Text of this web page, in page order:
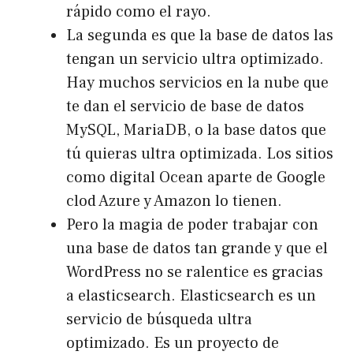
rápido como el rayo.
La segunda es que la base de datos las
tengan un servicio ultra optimizado.
Hay muchos servicios en la nube que
te dan el servicio de base de datos
MySQL, MariaDB, o la base datos que
tú quieras ultra optimizada. Los sitios
como digital Ocean aparte de Google
clod Azure y Amazon lo tienen.
Pero la magia de poder trabajar con
una base de datos tan grande y que el
WordPress no se ralentice es gracias
a elasticsearch. Elasticsearch es un
servicio de búsqueda ultra
optimizado. Es un proyecto de